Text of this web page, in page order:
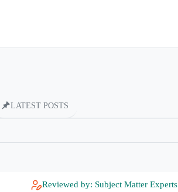
LATEST POSTS
Reviewed by: Subject Matter Experts